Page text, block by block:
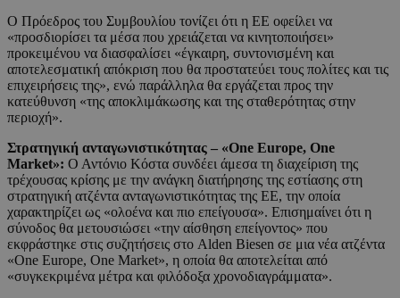
Ο Πρόεδρος του Συμβουλίου τονίζει ότι η ΕΕ οφείλει να
«προσδιορίσει τα μέσα που χρειάζεται να κινητοποιήσει»
προκειμένου να διασφαλίσει «έγκαιρη, συντονισμένη και
αποτελεσματική απόκριση που θα προστατεύει τους πολίτες και τις
επιχειρήσεις της», ενώ παράλληλα θα εργάζεται προς την
κατεύθυνση «της αποκλιμάκωσης και της σταθερότητας στην
περιοχή».
Στρατηγική ανταγωνιστικότητας – «One Europe, One
Market»: Ο Αντόνιο Κόστα συνδέει άμεσα τη διαχείριση της
τρέχουσας κρίσης με την ανάγκη διατήρησης της εστίασης στη
στρατηγική ατζέντα ανταγωνιστικότητας της ΕΕ, την οποία
χαρακτηρίζει ως «ολοένα και πιο επείγουσα». Επισημαίνει ότι η
σύνοδος θα μετουσιώσει «την αίσθηση επείγοντος» που
εκφράστηκε στις συζητήσεις στο Alden Biesen σε μια νέα ατζέντα
«One Europe, One Market», η οποία θα αποτελείται από
«συγκεκριμένα μέτρα και φιλόδοξα χρονοδιαγράμματα».